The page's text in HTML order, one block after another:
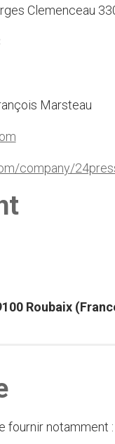
Clemenceau
Marsteau
company/
Roubaix
fournir notamment :